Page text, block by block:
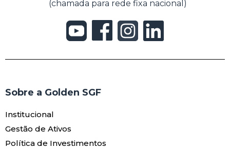
(chamada para rede fixa nacional)
Sobre a Golden SGF
Institucional
Gestão de Ativos
Política de Investimentos